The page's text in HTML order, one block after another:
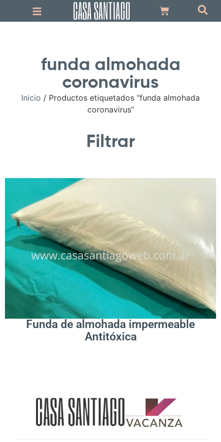
funda almohada
coronavirus
Inicio / Productos etiquetados “funda almohada
coronavirus”
Filtrar
Leer Más
Funda de almohada impermeable
Antitóxica